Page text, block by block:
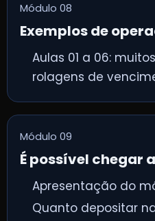
Módulo 08
Exemplos de
Aulas 01 a 06:
rolagens de
Módulo 09
É possível chegar
Apresentação do
Quanto depositar